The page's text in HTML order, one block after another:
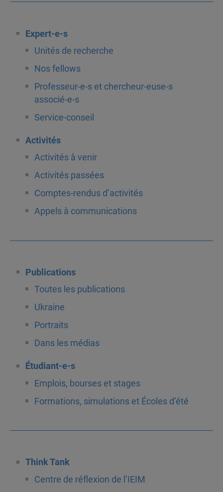
Expert-e-s
Unités de recherche
Nos fellows
Professeur-e-s et chercheur-euse-s
associé-e-s
Service-conseil
Activités
Activités à venir
Activités passées
Comptes-rendus d’activités
Appels à communications
Publications
Toutes les publications
Ukraine
Portraits
Dans les médias
Étudiant-e-s
Emplois, bourses et stages
Formations, simulations et Écoles d’été
Think Tank
Centre de réflexion de l’IEIM